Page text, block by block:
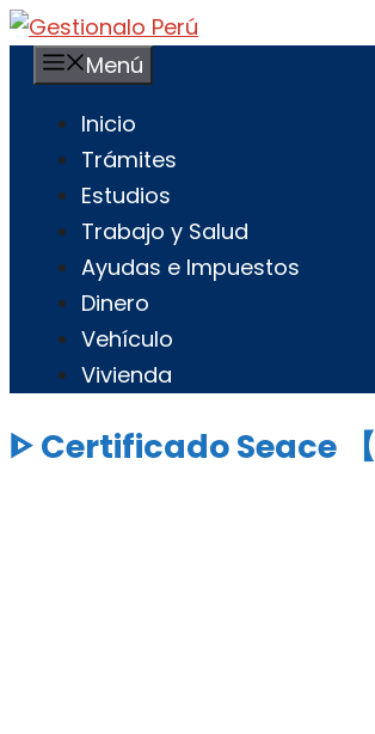
Saltar
Menú
Inicio
Trámites
Estudios
Trabajo y Salud
Ayudas e Impuestos
Dinero
Vehículo
Vivienda
ᐈ Certificado Seace